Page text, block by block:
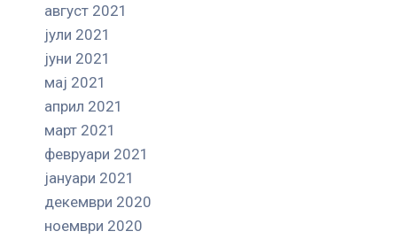
август 2021
јули 2021
јуни 2021
мај 2021
април 2021
март 2021
февруари 2021
јануари 2021
декември 2020
ноември 2020